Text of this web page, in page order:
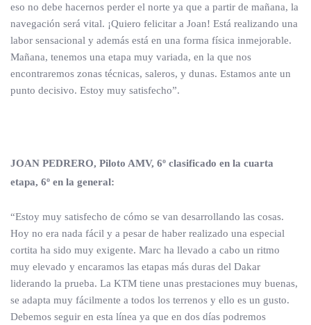
eso no debe hacernos perder el norte ya que a partir de mañana, la
navegación será vital. ¡Quiero felicitar a Joan! Está realizando una
labor sensacional y además está en una forma física inmejorable.
Mañana, tenemos una etapa muy variada, en la que nos
encontraremos zonas técnicas, saleros, y dunas. Estamos ante un
punto decisivo. Estoy muy satisfecho”.
JOAN PEDRERO, Piloto AMV, 6º clasificado en la cuarta
etapa, 6º en la general:
“Estoy muy satisfecho de cómo se van desarrollando las cosas.
Hoy no era nada fácil y a pesar de haber realizado una especial
cortita ha sido muy exigente. Marc ha llevado a cabo un ritmo
muy elevado y encaramos las etapas más duras del Dakar
liderando la prueba. La KTM tiene unas prestaciones muy buenas,
se adapta muy fácilmente a todos los terrenos y ello es un gusto.
Debemos seguir en esta línea ya que en dos días podremos